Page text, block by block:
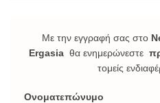
Με την εγγραφή σας στο
Ergasia θα ενημερώνεστε
τομείς
Ονοματεπώνυμο